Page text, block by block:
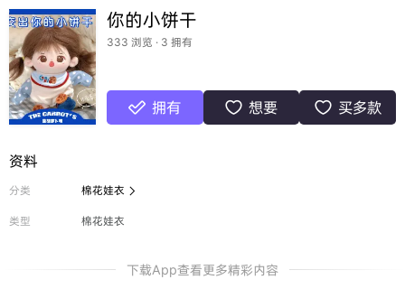
你的小饼干
333 浏览 · 3 拥有
 拥有  想要  买多款
资料
分类 棉花娃衣 
类型 棉花娃衣
下载App查看更多精彩内容